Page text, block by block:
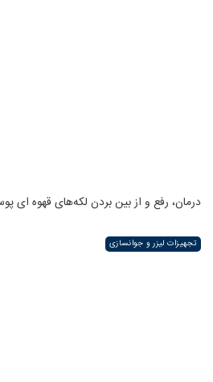
درمان، رفع و از بین بردن لکه‌های قهوه ای
تجهیزات لیزر و جوانسازی